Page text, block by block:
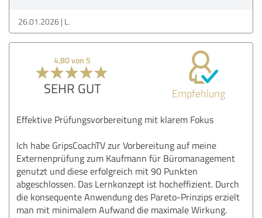
26.01.2026 L.
4,80 von 5
SEHR GUT Empfehlung
Effektive Prüfungsvorbereitung mit klarem Fokus
Ich habe GripsCoachTV zur Vorbereitung auf meine
Externenprüfung zum Kaufmann für Büromanagement
genutzt und diese erfolgreich mit 90 Punkten
abgeschlossen. Das Lernkonzept ist hocheffizient. Durch
die konsequente Anwendung des Pareto-Prinzips erzielt
man mit minimalem Aufwand die maximale Wirkung.